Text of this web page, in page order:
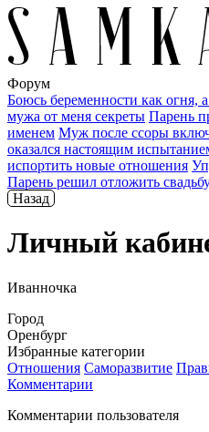
Форум
Боюсь беременности как огня,
мужа от меня секреты Парень
именем Муж после ссоры
оказался настоящим
испортить новые отношения
Парень решил отложить
Назад
Личный
Иванночка
Город
Оренбург
Избранные категории
Отношения Саморазвитие
Комментарии
Комментарии пользователя